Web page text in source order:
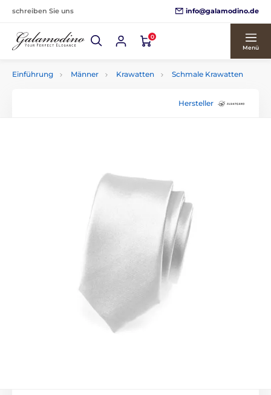
schreiben Sie uns info@galamodino.de
0
Menü
Einführung Männer Krawatten Schmale Krawatten
Hersteller